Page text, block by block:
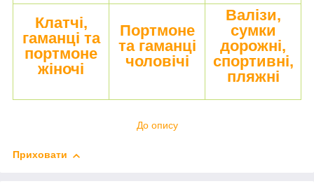
Клатчі,
гаманці та
портмоне
жіночі
Портмоне
та гаманці
чоловічі
Валізи,
сумки
дорожні,
спортивні,
пляжні
До опису
Приховати